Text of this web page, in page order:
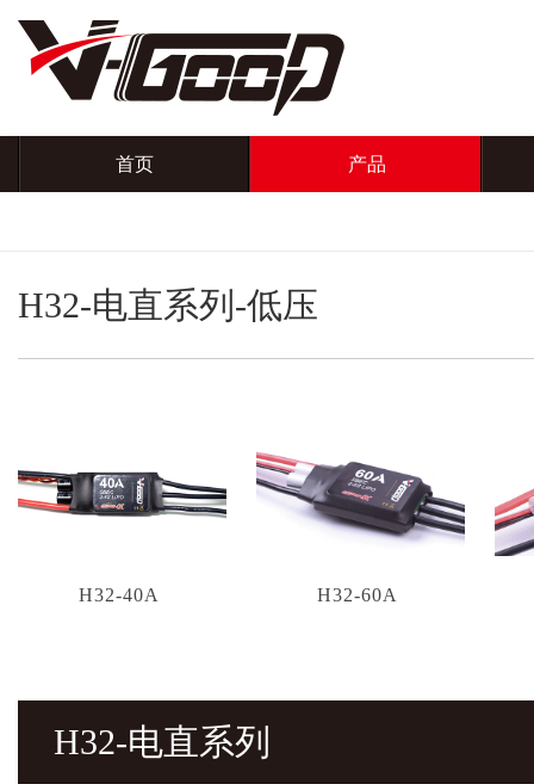
首页 产品
H32-电直系列-低压
H32-40A H32-60A
H32-电直系列